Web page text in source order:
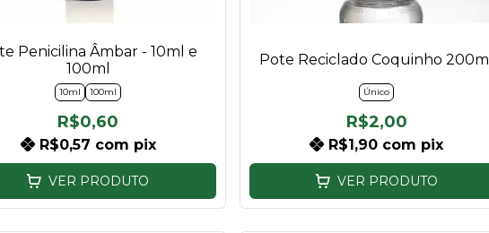
Penicilina Âmbar - 10ml e
100ml
10ml 100ml
R$0,60
R$0,57 com pix
VER PRODUTO
Pote Reciclado Coquinho 200ml
Único
R$2,00
R$1,90 com pix
VER PRODUTO